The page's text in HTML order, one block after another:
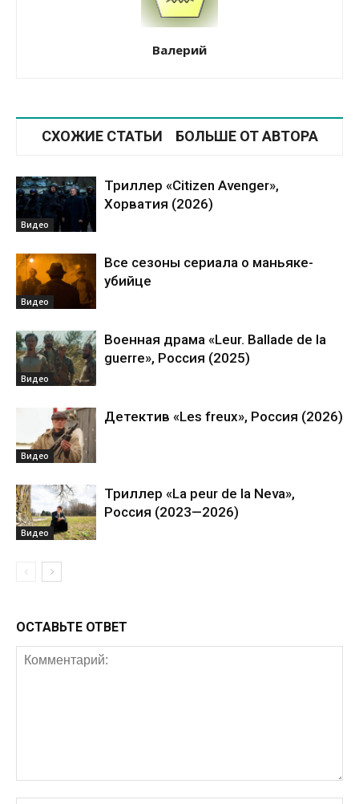
Валерий
СХОЖИЕ СТАТЬИ БОЛЬШЕ ОТ АВТОРА
Видео
Триллер «Citizen Avenger»,
Хорватия (2026)
Видео
Все сезоны сериала о маньяке-
убийце
Видео
Военная драма «Leur. Ballade de la
guerre», Россия (2025)
Видео
Детектив «Les freux», Россия (2026)
Видео
Триллер «La peur de la Neva»,
Россия (2023—2026)
ОСТАВЬТЕ ОТВЕТ